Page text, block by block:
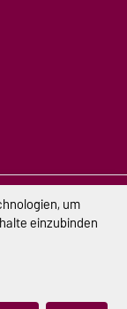
um
einzubinden